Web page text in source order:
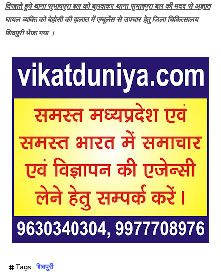
दिखाते हुये थाना सुभाषपुरा बल को बुलवाकर थाना सुभाषपुरा बल की मदद से अज्ञात
घायल व्यक्ति को बेहोसी की हालात में एम्बूलेंस से उपचार हेतु जिला चिकित्सालय
शिवपुरी भेजा गया ।
Tags शिवपुरी